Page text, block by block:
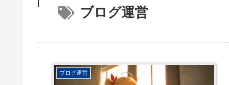
ブログ運営
ブログ運営